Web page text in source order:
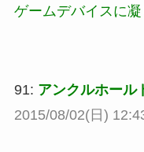
ゲームデバイスに
91: アンクルホール
2015/08/02(日)